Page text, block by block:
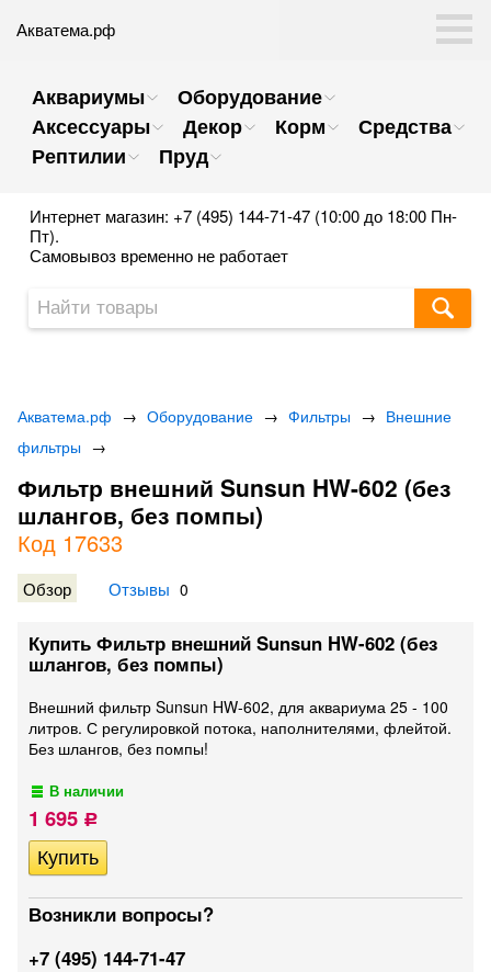
Акватема.рф
Аквариумы
Оборудование
Аксессуары
Декор Корм
Средства
Рептилии
Пруд
Интернет магазин: +7 (495) 144-71-47 (10:00 до 18:00 Пн-
Пт).
Самовывоз временно не работает
Акватема.рф → Оборудование → Фильтры → Внешние
фильтры →
Фильтр внешний Sunsun HW-602 (без
шлангов, без помпы)
Код 17633
Обзор Отзывы 0
Купить Фильтр внешний Sunsun HW-602 (без
шлангов, без помпы)
Внешний фильтр Sunsun HW-602, для аквариума 25 - 100
литров. С регулировкой потока, наполнителями, флейтой.
Без шлангов, без помпы!
В наличии
1 695 Р
Возникли вопросы?
+7 (495) 144-71-47